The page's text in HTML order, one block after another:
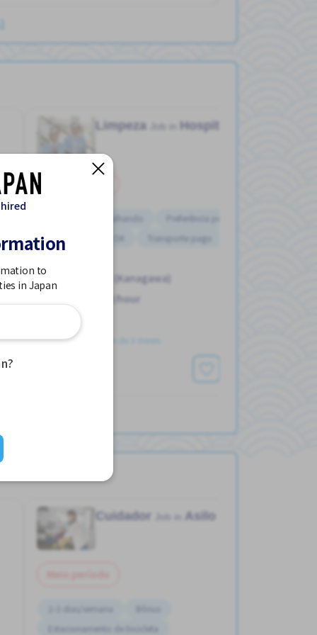
Limpeza Hospital
Estrangeiro trabalhando
Preferência por Mulheres
Sem experiência OK
Transporte pago
Isehara Sta. (Kanagawa)
1,020 - 1,020/hour
Postou Há mais de 3 meses
Cuidador Asilo
2-3 dias/semana
Estacionamento de bicicleta
to
in Japan